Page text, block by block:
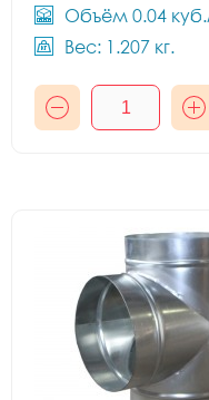
Объём 0.04
Вес: 1.207 кг.